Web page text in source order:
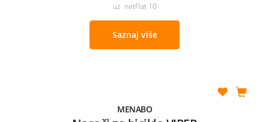
uz netFlat 10
Saznaj više
MENABO